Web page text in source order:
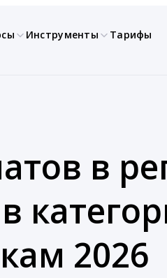
Инструменты Тарифы
в
2026